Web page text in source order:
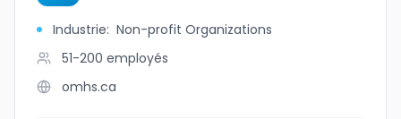
Industrie: Non-profit Organizations
51-200 employés
omhs.ca